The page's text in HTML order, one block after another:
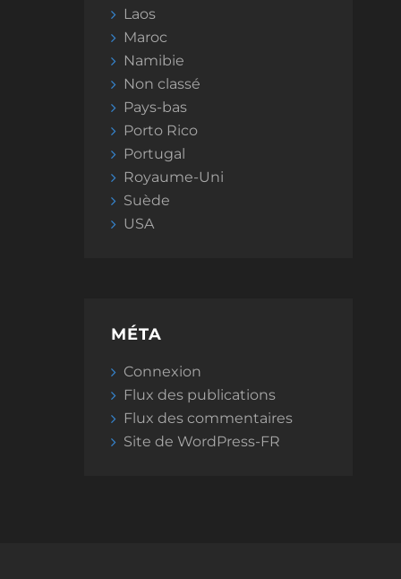
Laos
Maroc
Namibie
Non classé
Pays-bas
Porto Rico
Portugal
Royaume-Uni
Suède
USA
MÉTA
Connexion
Flux des publications
Flux des commentaires
Site de WordPress-FR